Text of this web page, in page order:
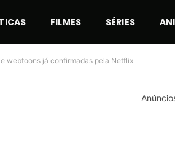
FILMES SÉRIES
webtoons já confirmadas pela Netflix